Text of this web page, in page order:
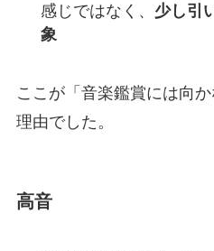
感じではなく、 少し引
象
ここが「音楽鑑賞には向
理由でした。
高音